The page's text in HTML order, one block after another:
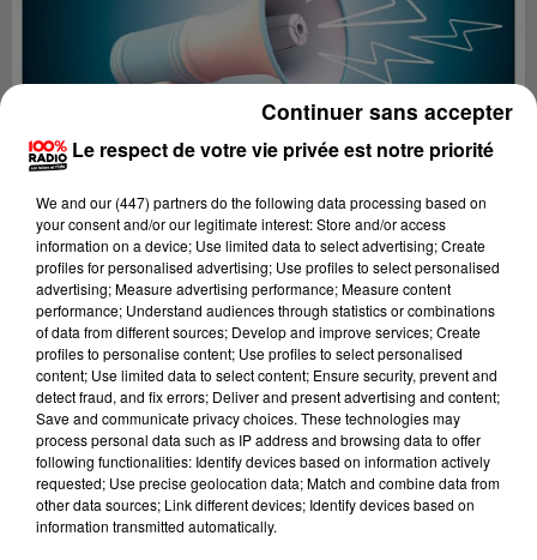
Lecture (4 min 10 sec)
100%
100% Radio les infos de l'Hérault
Le respect de votre vie privée est notre priorité
We and our (447) partnersdo the following data processing based on
your consent and/or our legitimate interest: Store and/or access
information on a device; Use limited data to select advertising; Create
profiles for personalised advertising; Use profiles to select personalised
advertising; Measure advertising performance; Measure content
performance; Understand audiences through statistics or combinations
of data from different sources; Develop and improve services; Create
profiles to personalise content; Use profiles to select personalised
content; Use limited data to select content; Ensure security, prevent and
detect fraud, and fix errors; Deliver and present advertising and content;
Save and communicate privacy choices. These technologies may
process personal data such as IP address and browsing data to offer
following functionalities: Identify devices based on information actively
requested; Use precise geolocation data; Match and combine data from
other data sources; Link different devices; Identify devices based on
information transmitted automatically.
Continuer sans accepter